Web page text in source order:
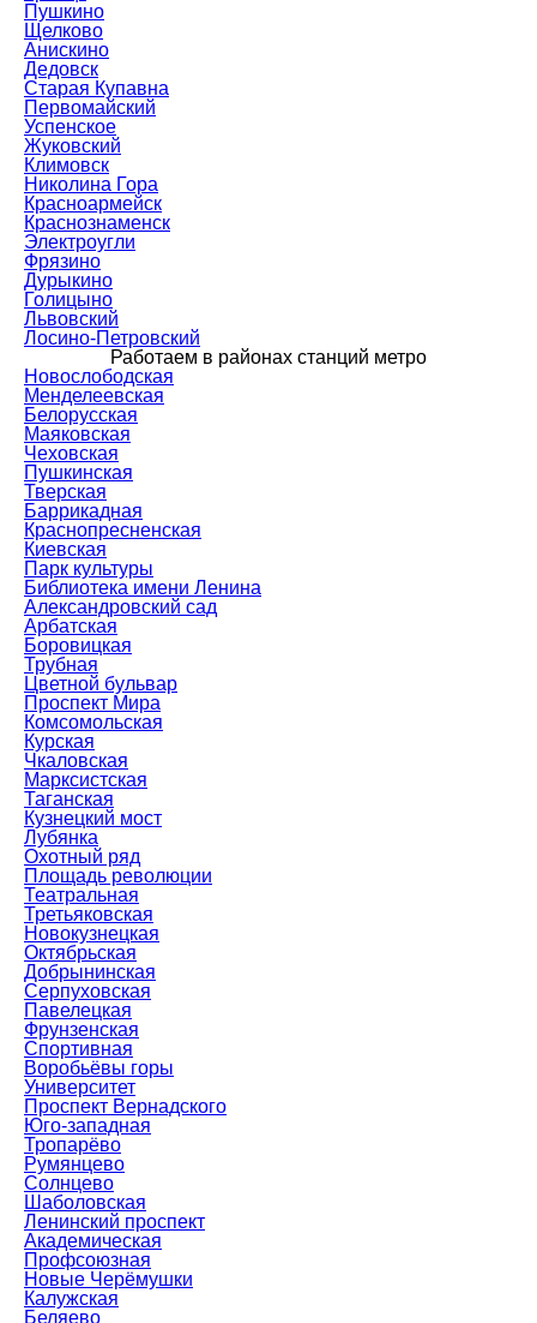
Пушкино
Щелково
Анискино
Дедовск
Старая Купавна
Первомайский
Успенское
Жуковский
Климовск
Николина Гора
Красноармейск
Краснознаменск
Электроугли
Фрязино
Дурыкино
Голицыно
Львовский
Лосино-Петровский
Работаем в районах станций метро
Новослободская
Менделеевская
Белорусская
Маяковская
Чеховская
Пушкинская
Тверская
Баррикадная
Краснопресненская
Киевская
Парк культуры
Библиотека имени Ленина
Александровский сад
Арбатская
Боровицкая
Трубная
Цветной бульвар
Проспект Мира
Комсомольская
Курская
Чкаловская
Марксистская
Таганская
Кузнецкий мост
Лубянка
Охотный ряд
Площадь революции
Театральная
Третьяковская
Новокузнецкая
Октябрьская
Добрынинская
Серпуховская
Павелецкая
Фрунзенская
Спортивная
Воробьёвы горы
Университет
Проспект Вернадского
Юго-западная
Тропарёво
Румянцево
Солнцево
Шаболовская
Ленинский проспект
Академическая
Профсоюзная
Новые Черёмушки
Калужская
Беляево